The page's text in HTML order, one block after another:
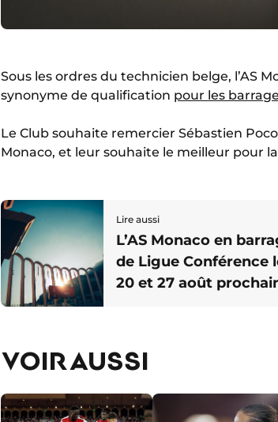
Sous les ordres du technicien belge, l’AS
synonyme de qualification pour les
Le Club souhaite remercier Sébastien
Monaco, et leur souhaite le meilleur pour
Lire aussi
L’AS Monaco en
de Ligue Conférence
20 et 27 août
VOIR AUSSI